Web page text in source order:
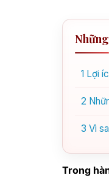
1 Lợi
2
3 Vì
Trong